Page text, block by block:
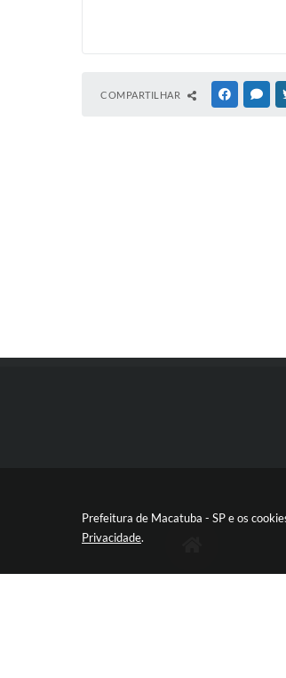
Prefeitura de Macatuba - SP e os
Privacidade.
COMPARTILHAR FACEBOOK